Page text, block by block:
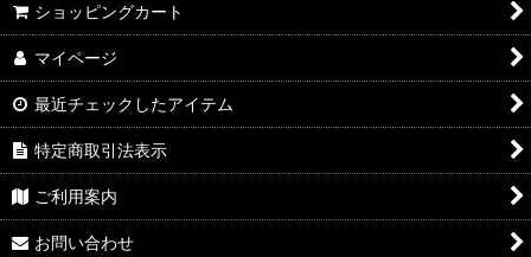
ショッピングカート
マイページ
最近チェックしたアイテム
特定商取引法表示
ご利用案内
お問い合わせ